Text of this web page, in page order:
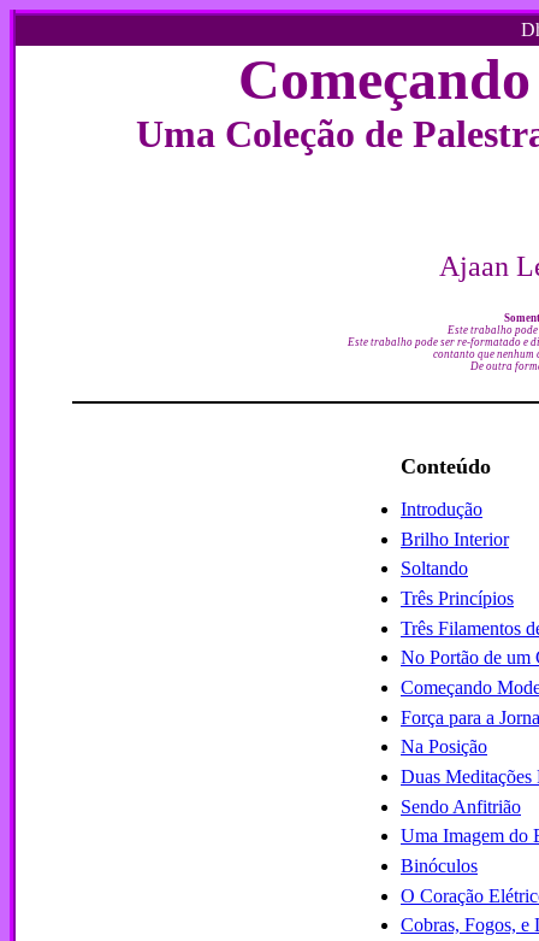
Começando
Uma Coleção de
Ajaan
Este trabalho
Este trabalho pode ser re-formatado e
contanto que
De outra
Conteúdo
Introdução
Brilho Interior
Soltando
Três Princípios
Três Filamentos
No Portão de um
Começando
Força para a
Na Posição
Duas Meditações
Sendo Anfitrião
Uma Imagem do
Binóculos
O Coração
Cobras, Fogos, e